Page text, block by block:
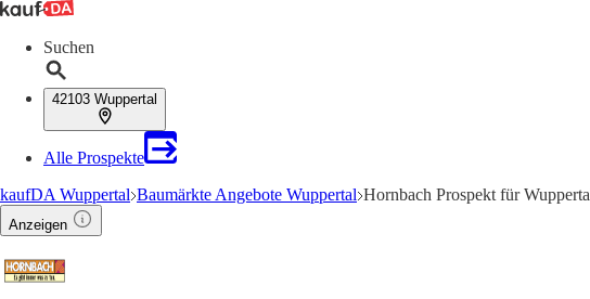
Suchen
42103 Wuppertal
Alle Prospekte
kaufDA Wuppertal Baumärkte Angebote Wuppertal Hornbach Prospekt für
Anzeigen